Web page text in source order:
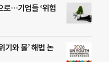
로…기업들 ‘위험
기와 물’ 해법 논